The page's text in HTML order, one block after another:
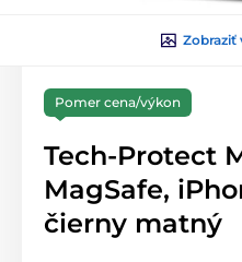
Zobraziť
Pomer cena/výkon
Tech-Protect
MagSafe,
čierny matný